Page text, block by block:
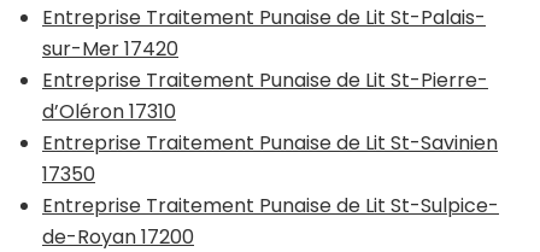
Entreprise Traitement Punaise de Lit St-Palais-
sur-Mer 17420
Entreprise Traitement Punaise de Lit St-Pierre-
d’Oléron 17310
Entreprise Traitement Punaise de Lit St-Savinien
17350
Entreprise Traitement Punaise de Lit St-Sulpice-
de-Royan 17200